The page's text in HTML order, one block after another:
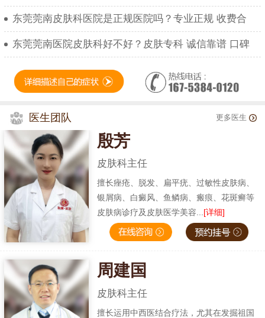
东莞莞南皮肤科医院是正规医院吗？专业正规 收费合
东莞莞南医院皮肤科好不好？皮肤专科 诚信靠谱 口碑
医生团队 更多医生
殷芳
皮肤科主任
擅长痤疮、脱发、扁平疣、过敏性皮肤病、
银屑病、白癜风、鱼鳞病、瘢痕、花斑癣等
皮肤病诊疗及皮肤医学美容... [详细]
周建国
皮肤科主任
擅长运用中西医结合疗法，尤其在发掘祖国